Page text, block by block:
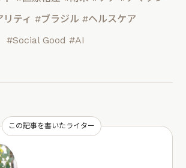
ティ #ブラジル #ヘルスケア
#Social Good #AI
この記事を書いたライター